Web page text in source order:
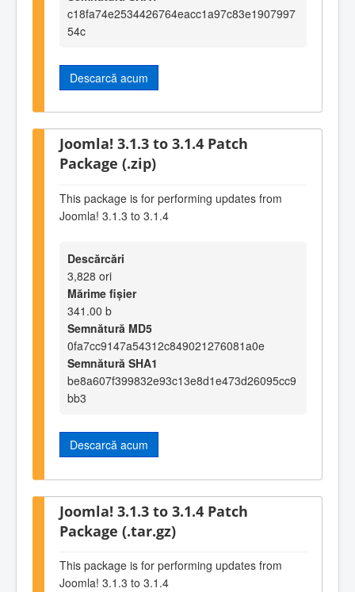
c18fa74e2534426764eacc1a97c83e1907997
54c
Descarcă acum
Joomla! 3.1.3 to 3.1.4 Patch
Package (.zip)
This package is for performing updates from
Joomla! 3.1.3 to 3.1.4
Descărcări
3,828 ori
Mărime fișier
341.00 b
Semnătură MD5
0fa7cc9147a54312c849021276081a0e
Semnătură SHA1
be8a607f399832e93c13e8d1e473d26095cc9
bb3
Descarcă acum
Joomla! 3.1.3 to 3.1.4 Patch
Package (.tar.gz)
This package is for performing updates from
Joomla! 3.1.3 to 3.1.4